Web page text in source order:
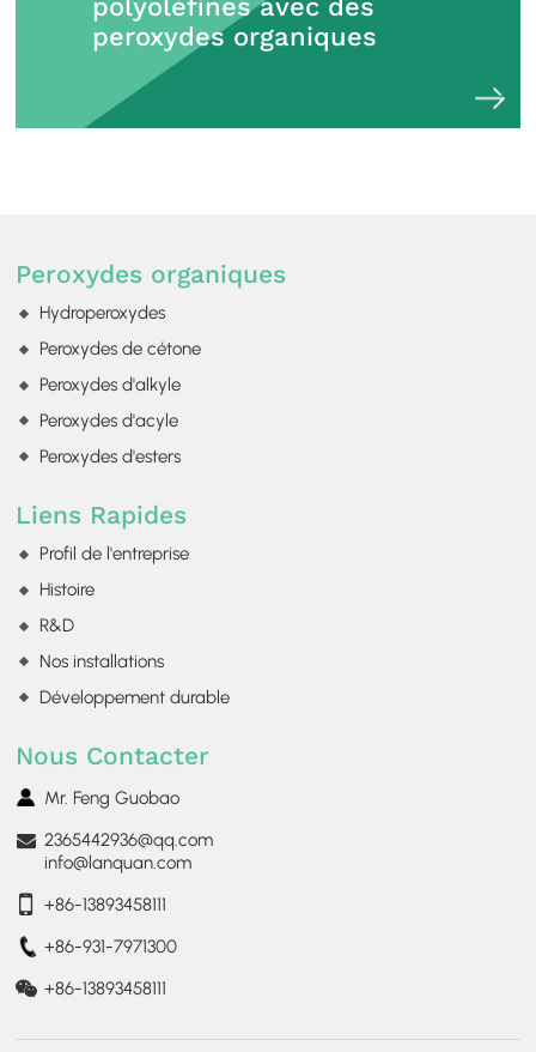
peroxydes organiques
Peroxydes organiques
Hydroperoxydes
Peroxydes de cétone
Peroxydes d'alkyle
Peroxydes d'acyle
Peroxydes d'esters
Liens Rapides
Profil de l'entreprise
Histoire
R&D
Nos installations
Développement durable
Nous Contacter
Mr. Feng Guobao
2365442936@qq.com
info@lanquan.com
+86-13893458111
+86-931-7971300
+86-13893458111